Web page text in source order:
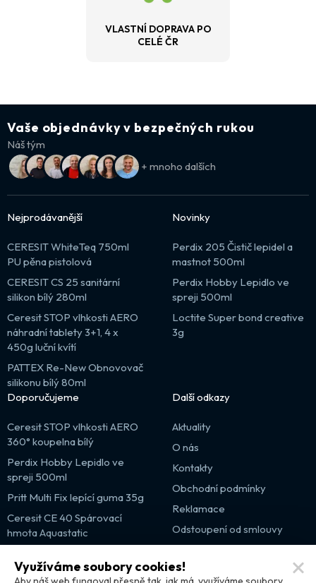
VLASTNÍ DOPRAVA PO
CELÉ ČR
Vaše objednávky v bezpečných rukou
Náš tým
+ mnoho dalších
Nejprodávanější
CERESIT WhiteTeq 750ml
PU pěna pistolová
CERESIT CS 25 sanitární
silikon bílý 280ml
Ceresit STOP vlhkosti AERO
náhradní tablety 3+1, 4 x
450g luční kvítí
PATTEX Re-New Obnovovač
silikonu bílý 80ml
Novinky
Perdix 205 Čistič lepidel a
mastnot 500ml
Perdix Hobby Lepidlo ve
spreji 500ml
Loctite Super bond creative
3g
Doporučujeme
Ceresit STOP vlhkosti AERO
360° koupelna bílý
Perdix Hobby Lepidlo ve
spreji 500ml
Pritt Multi Fix lepící guma 35g
Ceresit CE 40 Spárovací
hmota Aquastatic
Další odkazy
Aktuality
O nás
Kontakty
Obchodní podmínky
Reklamace
Odstoupení od smlouvy
Výprodej
Partnerské weby
Využíváme soubory cookies!